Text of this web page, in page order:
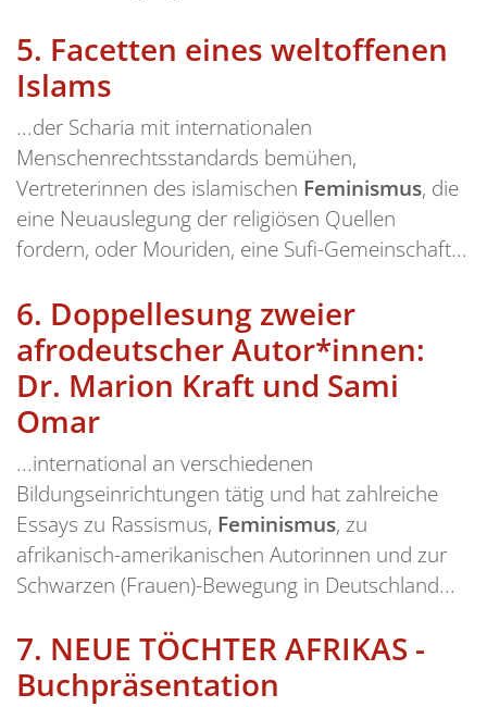
5. Facetten eines weltoffenen
Islams
...der Scharia mit internationalen
Menschenrechtsstandards bemühen,
Vertreterinnen des islamischen Feminismus, die
eine Neuauslegung der religiösen Quellen
fordern, oder Mouriden, eine Sufi-Gemeinschaft...
6. Doppellesung zweier
afrodeutscher Autor*innen:
Dr. Marion Kraft und Sami
Omar
...international an verschiedenen
Bildungseinrichtungen tätig und hat zahlreiche
Essays zu Rassismus, Feminismus, zu
afrikanisch-amerikanischen Autorinnen und zur
Schwarzen (Frauen)-Bewegung in Deutschland...
7. NEUE TÖCHTER AFRIKAS -
Buchpräsentation